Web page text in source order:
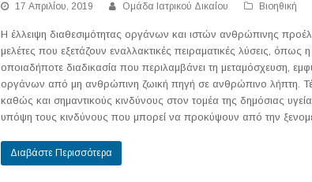
17 Απριλίου, 2019 Ομάδα Ιατρικού Δικαίου Βιοηθική
Η έλλειψη διαθεσιμότητας οργάνων και ιστών ανθρώπινης
μελέτες που εξετάζουν εναλλακτικές πειραματικές λύσεις, όπως
οποιαδήποτε διαδικασία που περιλαμβάνει τη μεταμόσχευση,
οργάνων από μη ανθρώπινη ζωική πηγή σε ανθρώπινο λήπτη.
καθώς και σημαντικούς κινδύνους στον τομέα της δημόσιας
υπόψη τους κινδύνους που μπορεί να προκύψουν από την
Διαβάστε Περισσότερα